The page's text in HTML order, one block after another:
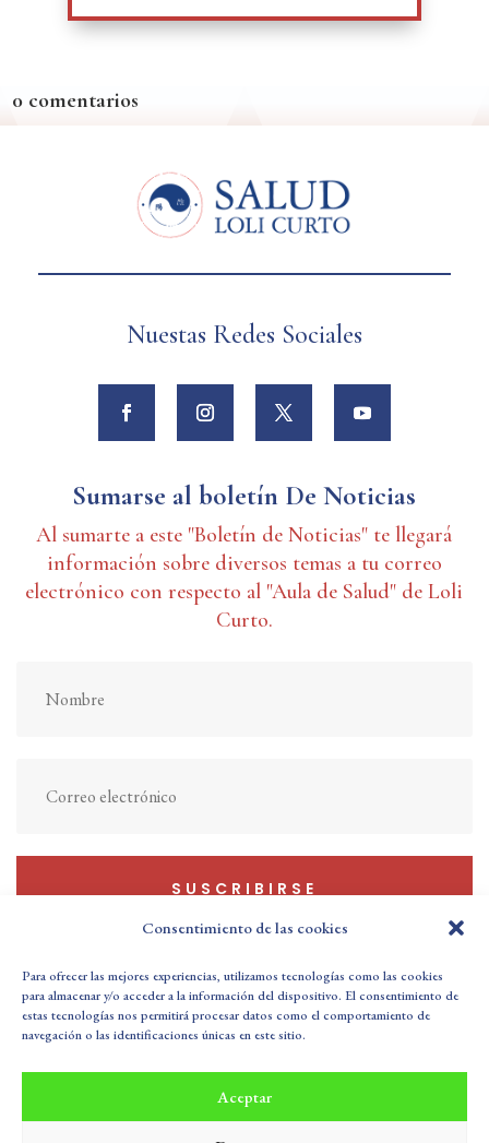
Consentimiento de las cookies
Para ofrecer las mejores experiencias, utilizamos tecnologías como las cookies
para almacenar y/o acceder a la información del dispositivo. El consentimiento de
estas tecnologías nos permitirá procesar datos como el comportamiento de
navegación o las identificaciones únicas en este sitio.
Aceptar
0 comentarios
Nuestas Redes Sociales
Sumarse al boletín De Noticias
Al sumarte a este "Boletín de Noticias" te llegará
información sobre diversos temas a tu correo
electrónico con respecto al "Aula de Salud" de Loli
Curto.
SUSCRIBIRSE
Política de Privacidad
Aviso Legal
Buzón de Sugerencias